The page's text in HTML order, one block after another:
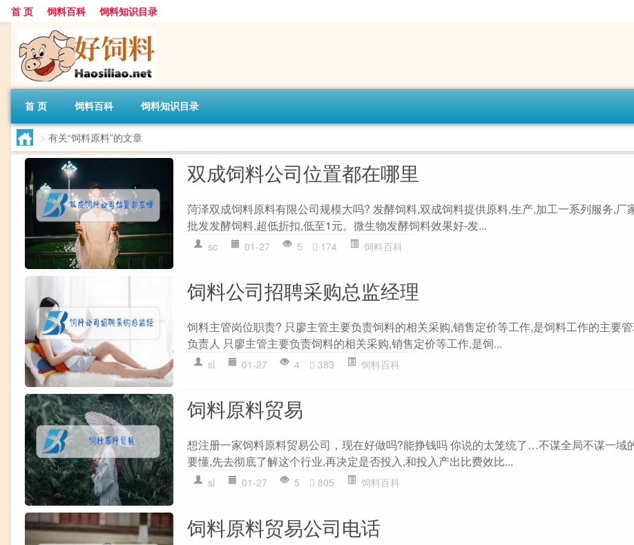
首 页 饲料百科 饲料知识目录
首 页 饲料百科 饲料知识目录
> 有关“饲料原料”的文章
双成饲料公司位置都在哪里
菏泽双成饲料原料有限公司规模大吗? 发酵饲料,双成饲料提供原料,生产,加工一系列服务,厂
批发发酵饲料,超低折扣,低至1元。微生物发酵饲料效果好-发...
sc 01-27 5 174 饲料百科
饲料公司招聘采购总监经理
饲料主管岗位职责? 只廖主管主要负责饲料的相关采购,销售定价等工作,是饲料工作的主要
负责人 只廖主管主要负责饲料的相关采购,销售定价等工作,是饲...
sl 01-27 4 383 饲料百科
饲料原料贸易
想注册一家饲料原料贸易公司，现在好做吗?能挣钱吗 你说的太笼统了…不谋全局不谋一域
要懂,先去彻底了解这个行业,再决定是否投入,和投入产出比费效比...
sl 01-27 5 805 饲料百科
饲料原料贸易公司电话